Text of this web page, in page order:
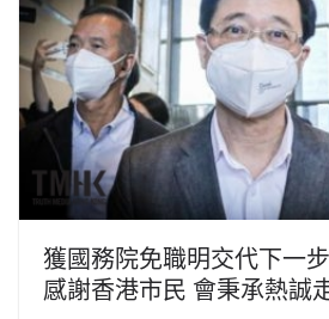
獲國務院免職明交代下一
感謝香港市民 會秉承熱誠